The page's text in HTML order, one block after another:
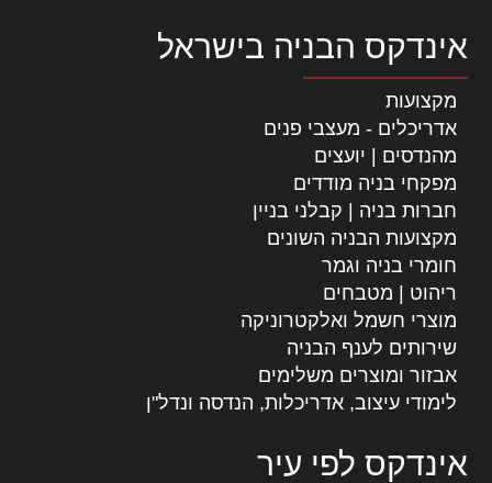
אינדקס הבניה בישראל
מקצועות
אדריכלים - מעצבי פנים
מהנדסים | יועצים
מפקחי בניה מודדים
חברות בניה | קבלני בניין
מקצועות הבניה השונים
חומרי בניה וגמר
ריהוט | מטבחים
מוצרי חשמל ואלקטרוניקה
שירותים לענף הבניה
אבזור ומוצרים משלימים
לימודי עיצוב, אדריכלות, הנדסה ונדל"ן
אינדקס לפי עיר